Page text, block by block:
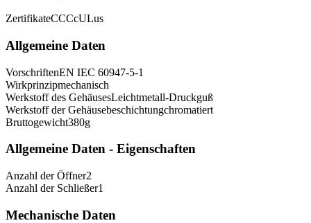
ZertifikateCCCcULus
Allgemeine Daten
VorschriftenEN IEC 60947-5-1
Wirkprinzipmechanisch
Werkstoff des GehäusesLeichtmetall-Druckguß
Werkstoff der Gehäusebeschichtungchromatiert
Bruttogewicht380g
Allgemeine Daten - Eigenschaften
Anzahl der Öffner2
Anzahl der Schließer1
Mechanische Daten